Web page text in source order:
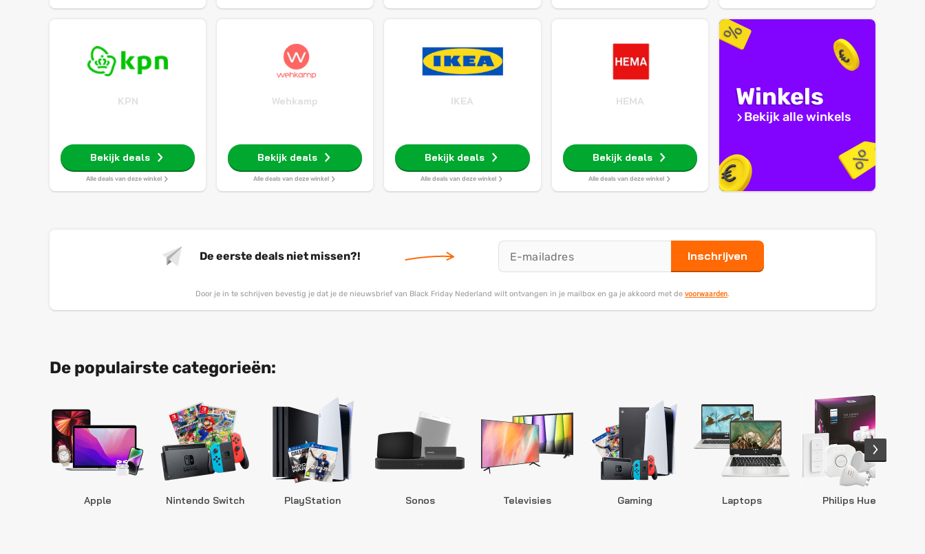
KPN
Bekijk deals
Alle deals van deze winkel
Wehkamp
Bekijk deals
Alle deals van deze winkel
IKEA
Bekijk deals
Alle deals van deze winkel
HEMA
Bekijk deals
Alle deals van deze winkel
Winkels
Bekijk alle winkels
De eerste deals niet missen?! Inschrijven
Door je in te schrijven bevestig je dat je de nieuwsbrief van Black Friday Nederland wilt ontvangen in je mailbox en ga je akkoord met de voorwaarden.
De populairste categorieën:
Apple Nintendo Switch PlayStation Sonos Televisies Gaming Laptops Philips Hue